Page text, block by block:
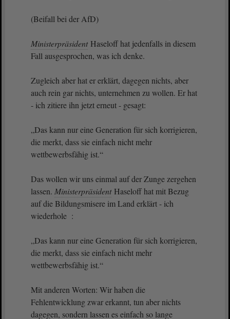
(Beifall bei der AfD)
Ministerpräsident Haseloff hat jedenfalls in diesem
Fall ausgesprochen, was ich denke.
Zugleich aber hat er erklärt, dagegen nichts, aber
auch rein gar nichts, unternehmen zu wollen. Er hat
- ich zitiere ihn jetzt erneut - gesagt:
„Das kann nur eine Generation für sich korrigieren,
die merkt, dass sie einfach nicht mehr
wettbewerbsfähig ist.“
Das wollen wir uns einmal auf der Zunge zergehen
lassen. Ministerpräsident Haseloff hat mit Bezug
auf die Bildungsmisere im Land erklärt - ich
wiederhole :
„Das kann nur eine Generation für sich korrigieren,
die merkt, dass sie einfach nicht mehr
wettbewerbsfähig ist.“
Mit anderen Worten: Wir haben die
Fehlentwicklung zwar erkannt, tun aber nichts
dagegen, sondern lassen es einfach so lange